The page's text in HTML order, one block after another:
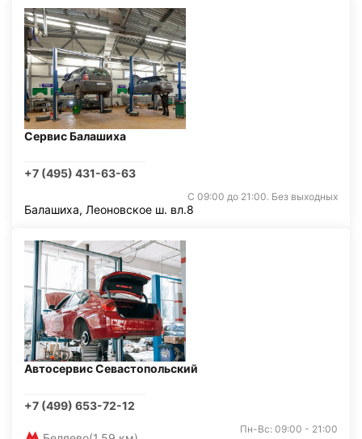
Сервис Балашиха
+7 (495) 431-63-63
С 09:00 до 21:00. Без выходных
Балашиха, Леоновское ш. вл.8
Автосервис Севастопольский
+7 (499) 653-72-12
Пн-Вс: 09:00 - 21:00